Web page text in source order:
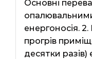
Основні
енергоносія.
прогрів
десятки разів)